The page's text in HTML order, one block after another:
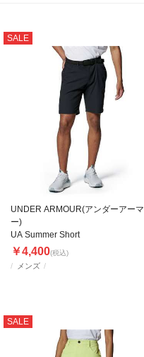
SALE
メンズ
UNDER ARMOUR(アンダーアーマ
ー)
UA Summer Short
￥4,400(税込)
SALE